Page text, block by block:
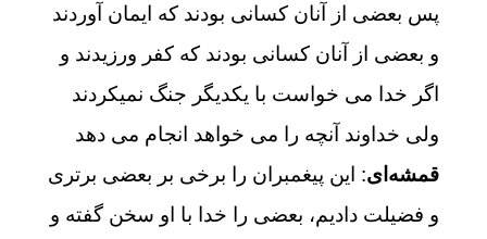
پس بعضى از آنان كسانى بودند كه ايمان آوردند
و بعضى از آنان كسانى بودند كه كفر ورزيدند و
اگر خدا مى‏ خواست با يكديگر جنگ نمیکردند
ولى خداوند آنچه را مى‏ خواهد انجام مى‏ دهد
قمشه‌ای: این پیغمبران را برخی بر بعضی برتری
و فضیلت دادیم، بعضی را خدا با او سخن گفته و